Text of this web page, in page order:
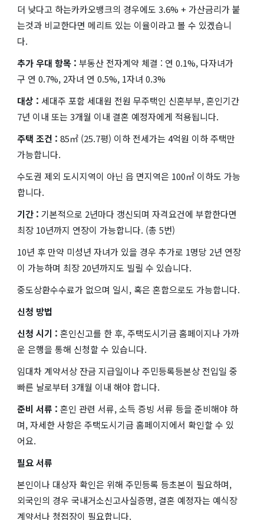
더 낮다고 하는카카오뱅크의 경우에도 3.6% + 가산금리가 붙
는것과 비교한다면 메리트 있는 이율이라고 볼 수 있겠습니
다.
추가 우대 항목 : 부동산 전자계약 체결 : 연 0.1%, 다자녀가
구 연 0.7%, 2자녀 연 0.5%, 1자녀 0.3%
대상 : 세대주 포함 세대원 전원 무주택인 신혼부부, 혼인기간
7년 이내 또는 3개월 이내 결혼 예정자에게 적용됩니다.
주택 조건 : 85㎡ (25.7평) 이하 전세가는 4억원 이하 주택만
가능합니다.
수도권 제외 도시지역이 아닌 읍 면지역은 100㎡ 이하도 가능
합니다.
기간 : 기본적으로 2년마다 갱신되며 자격요건에 부합한다면
최장 10년까지 연장이 가능합니다. (총 5번)
10년 후 만약 미성년 자녀가 있을 경우 추가로 1명당 2년 연장
이 가능하며 최장 20년까지도 빌릴 수 있습니다.
중도상환수수료가 없으며 일시, 혹은 혼합으로도 가능합니다.
신청 방법
신청 시기 : 혼인신고를 한 후, 주택도시기금 홈페이지나 가까
운 은행을 통해 신청할 수 있습니다.
임대차 계약서상 잔금 지급일이나 주민등록등본상 전입일 중
빠른 날로부터 3개월 이내 해야 합니다.
준비 서류 : 혼인 관련 서류, 소득 증빙 서류 등을 준비해야 하
며, 자세한 사항은 주택도시기금 홈페이지에서 확인할 수 있
어요.
필요 서류
본인이나 대상자 확인은 위해 주민등록 등초본이 필요하며,
외국인의 경우 국내거소신고사실증명, 결혼 예정자는 예식장
계약서나 청접장이 필요합니다.